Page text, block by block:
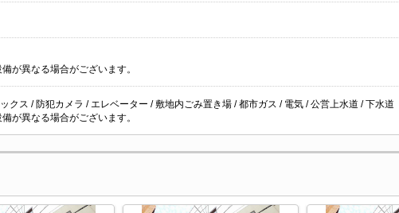
が異なる場合がございます。
クス / 防犯カメラ / エレベーター / 敷地内ごみ置き場 / 都市ガス / 電気 / 公営上水道 / 下水道
が異なる場合がございます。